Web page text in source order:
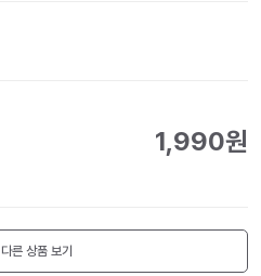
1,990원
다른 상품 보기